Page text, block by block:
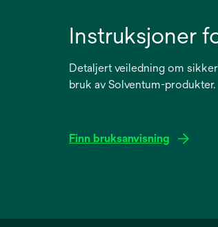
Instruksjoner
Detaljert veiledning om
bruk av Solventum-produkter.
Finn bruksanvisning
new